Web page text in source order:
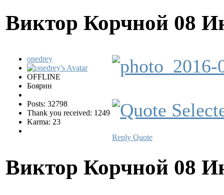
Виктор Корчной 08
onedrey
OFFLINE
Боярин
Posts: 32798
Thank you received: 1249
Karma: 23
Reply Quote
Виктор Корчной 08